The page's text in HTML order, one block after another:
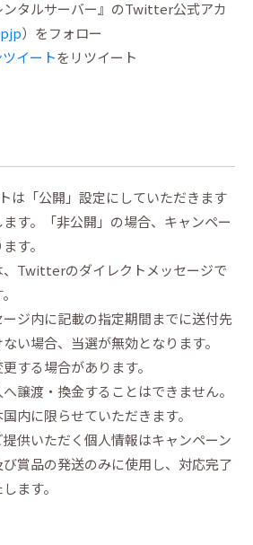
ンタルサーバー』のTwitter公式アカ
）をフォロー
イートをリツイート
は「公開」設定にしていただきます
す。「非公開」の場合、キャンペー
す。
、Twitterのダイレクトメッセージで
ジ内に記載の指定期間までに送付先
い場合、当選が無効となります。
する場合があります。
譲渡・換金することはできません。
内に限らせていただきます。
供いただく個人情報はキャンペーン
賞品の発送のみに使用し、対応完了
ます。